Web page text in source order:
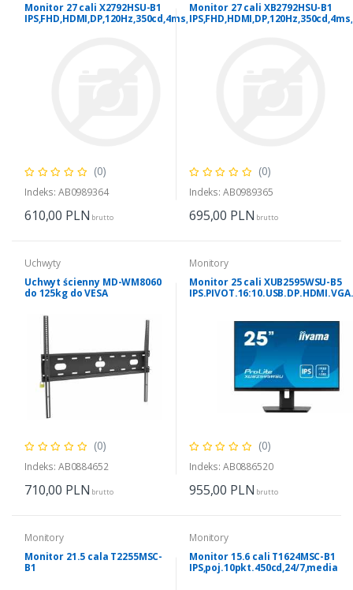
Monitor 27 cali X2792HSU-B1
IPS,FHD,HDMI,DP,120Hz,350cd,4ms,
(0)
Indeks: AB0989364
610,00 PLN brutto
Monitor 27 cali XB2792HSU-B1
IPS,FHD,HDMI,DP,120Hz,350cd,4ms,
(0)
Indeks: AB0989365
695,00 PLN brutto
Uchwyty
Uchwyt ścienny MD-WM8060
do 125kg do VESA
(0)
Indeks: AB0884652
710,00 PLN brutto
Monitory
Monitor 25 cali XUB2595WSU-B5
(0)
Indeks: AB0886520
955,00 PLN brutto
Monitory
Monitor 21.5 cala T2255MSC-
B1
Monitory
Monitor 15.6 cali T1624MSC-B1
IPS,poj.10pkt.450cd,24/7,media